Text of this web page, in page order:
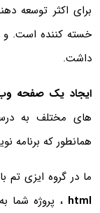
برای اکثر توسعه
خسته کننده است. و
داشت.
ایجاد یک صفحه
های مختلف به
همانطور که
ما در گروه ایزی تم با بیش از 20 پروژه
html ، پروژه شما